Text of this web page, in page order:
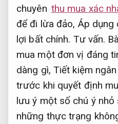
chuyên thu mua xác
để đi lừa đảo, Áp dụng
lợi bất chính. Tư vấn.
mua một đơn vị đáng
dàng gì, Tiết kiệm
trước khi quyết định
lưu ý một số chú ý nhỏ
những thực trạng